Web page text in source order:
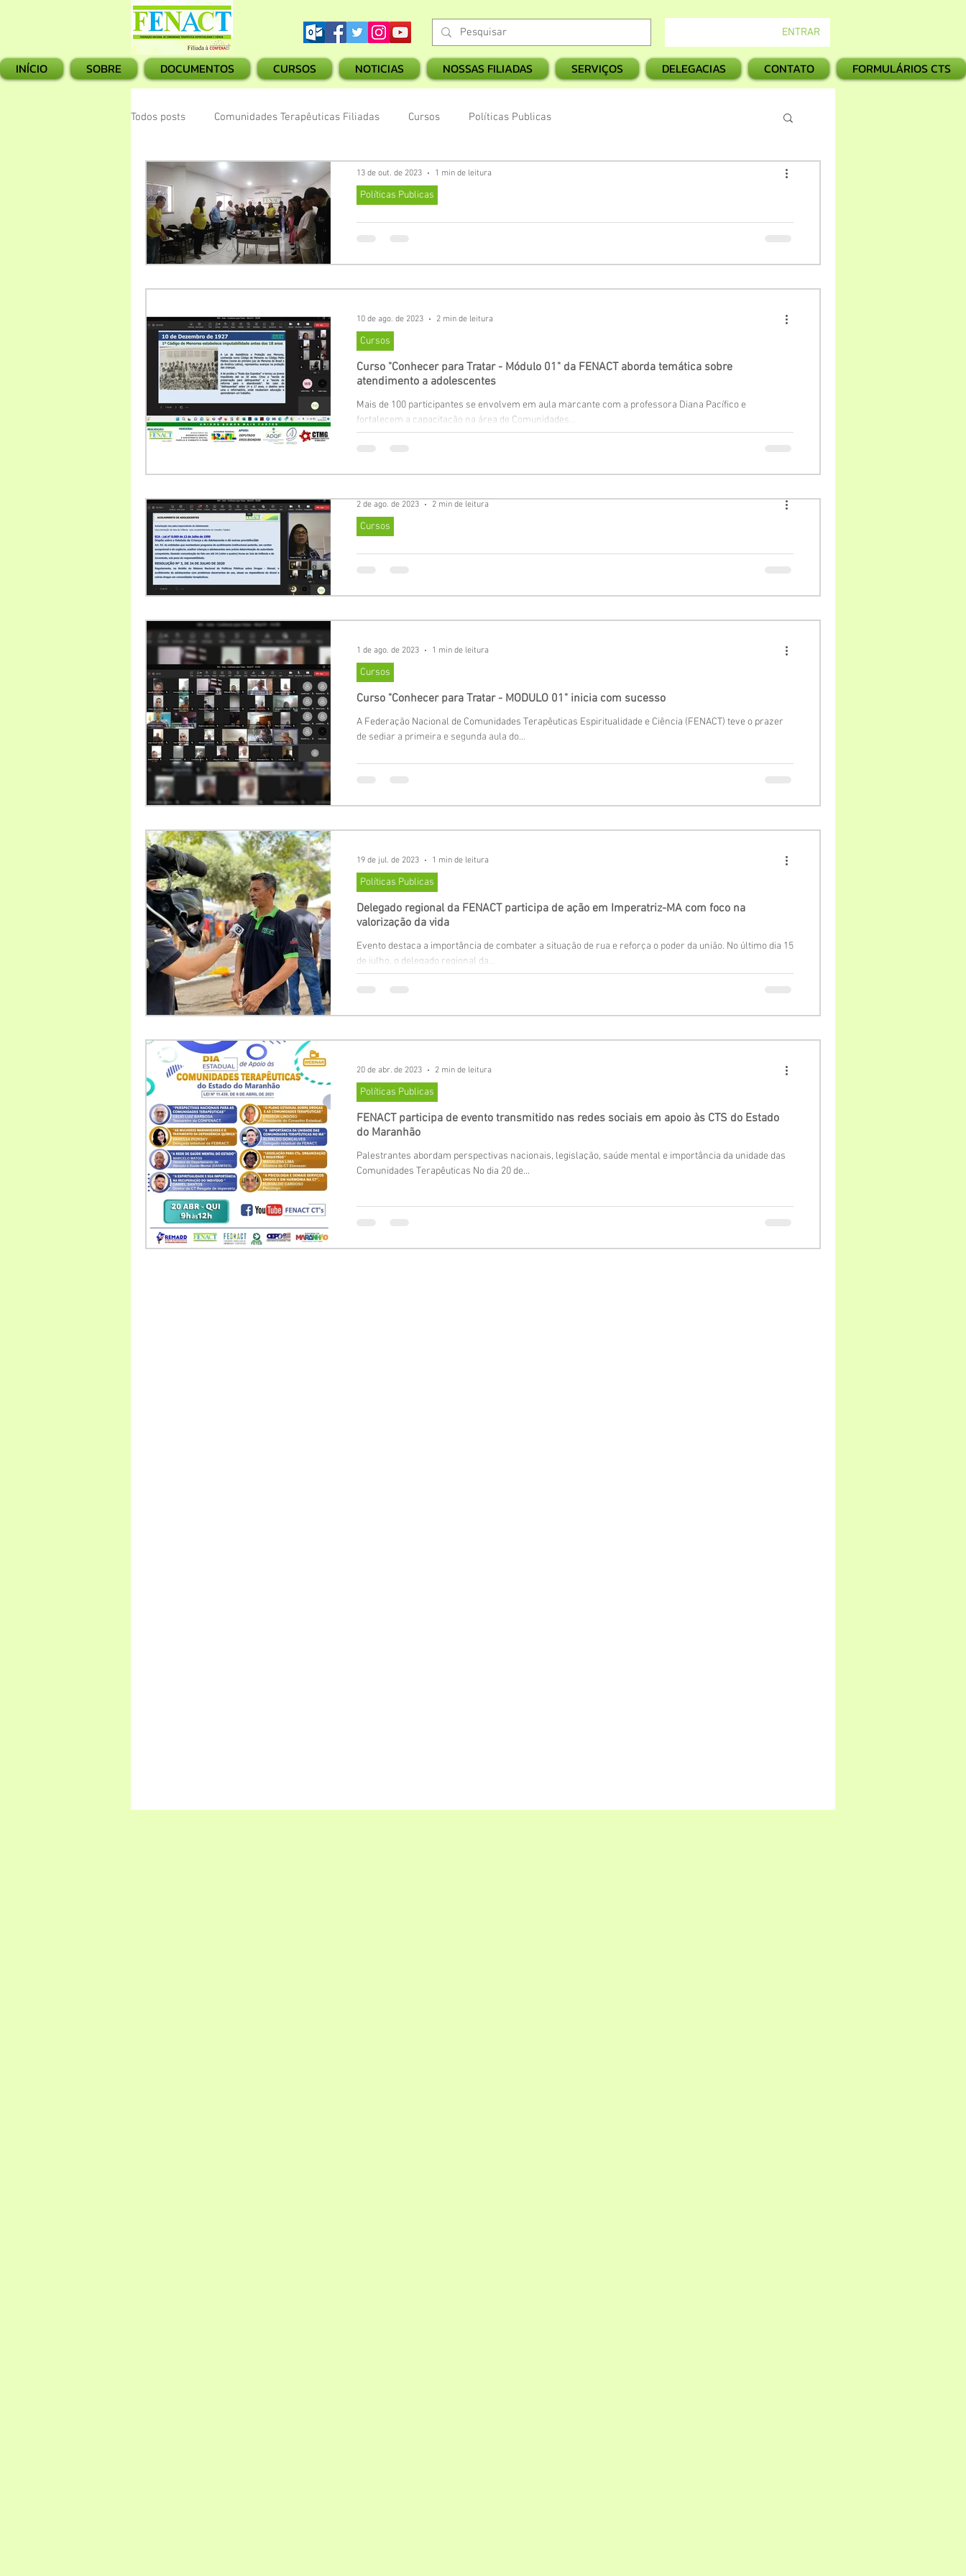
ENTRAR
INÍCIO SOBRE DOCUMENTOS CURSOS NOTICIAS NOSSAS FILIADAS SERVIÇOS DELEGACIAS CONTATO FORMULÁRIOS CTS
Todos posts Comunidades Terapêuticas Filiadas Cursos Políticas Publicas
FENACT e instituições filiadas discutem Eleição do CEPD e edital do governo federal
Políticas Publicas
13 de out. de 2023 1 min de leitura
Curso "Conhecer para Tratar - Módulo 01" da FENACT aborda temática sobre
atendimento a adolescentes
Mais de 100 participantes se envolvem em aula marcante com a professora Diana Pacífico e
fortalecem a capacitação na área de Comunidades...
Cursos
10 de ago. de 2023 2 min de leitura
Curso "Conhecer para Tratar - Módulo 01" continua com sucesso e recebe mais de 100
Cursos
2 de ago. de 2023 2 min de leitura
Curso "Conhecer para Tratar - MODULO 01" inicia com sucesso
A Federação Nacional de Comunidades Terapêuticas Espiritualidade e Ciência (FENACT) teve o prazer
de sediar a primeira e segunda aula do...
Cursos
1 de ago. de 2023 1 min de leitura
Delegado regional da FENACT participa de ação em Imperatriz-MA com foco na
valorização da vida
Evento destaca a importância de combater a situação de rua e reforça o poder da união. No último dia 15
de julho, o delegado regional da...
Políticas Publicas
19 de jul. de 2023 1 min de leitura
FENACT participa de evento transmitido nas redes sociais em apoio às CTS do Estado
do Maranhão
Palestrantes abordam perspectivas nacionais, legislação, saúde mental e importância da unidade das
Comunidades Terapêuticas No dia 20 de...
Políticas Publicas
20 de abr. de 2023 2 min de leitura